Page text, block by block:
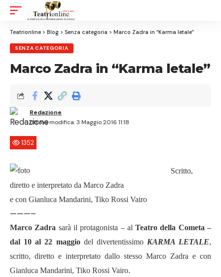
Resizer
Teatrionline > Blog > Senza categoria > Marco Zadra in “Karma letale”
SENZA CATEGORIA
Marco Zadra in “Karma letale”
Ultima modifica: 3 Maggio 2016 11:18
Redazione
1352
Scritto,
diretto e interpretato da Marco Zadra
e con Gianluca Mandarini, Tiko Rossi Vairo
———–
Marco Zadra sarà il protagonista – alTeatro della Cometa –
dal 10 al 22 maggiodel divertentissimo KARMA LETALE,
scritto, diretto e interpretato dallo stesso Marco Zadra e con
Gianluca Mandarini, Tiko Rossi Vairo.